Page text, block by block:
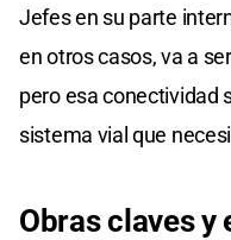
Jefes en su parte
en otros casos, va a
pero esa conectividad
sistema vial que
Obras claves y